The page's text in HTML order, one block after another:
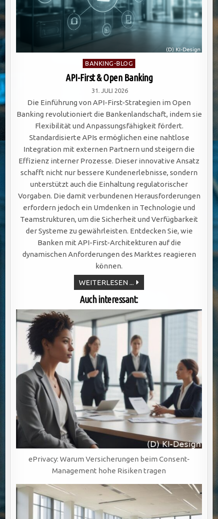
Posted
in
BANKING-BLOG
API-First & Open Banking
31. JULI 2026
Die Einführung von API-First-Strategien im Open
Banking revolutioniert die Bankenlandschaft, indem sie
Flexibilität und Anpassungsfähigkeit fördert.
Standardisierte APIs ermöglichen eine nahtlose
Integration mit externen Partnern und steigern die
Effizienz interner Prozesse. Dieser innovative Ansatz
schafft nicht nur bessere Kundenerlebnisse, sondern
unterstützt auch die Einhaltung regulatorischer
Vorgaben. Die damit verbundenen Herausforderungen
erfordern jedoch ein Umdenken in Technologie und
Teamstrukturen, um die Sicherheit und Verfügbarkeit
der Systeme zu gewährleisten. Entdecken Sie, wie
Banken mit API-First-Architekturen auf die
dynamischen Anforderungen des Marktes reagieren
können.
WEITERLESEN ... API-
FIRST
&
OPEN
BANKING
Auch interessant:
ePrivacy: Warum Versicherungen beim Consent-
Management hohe Risiken tragen